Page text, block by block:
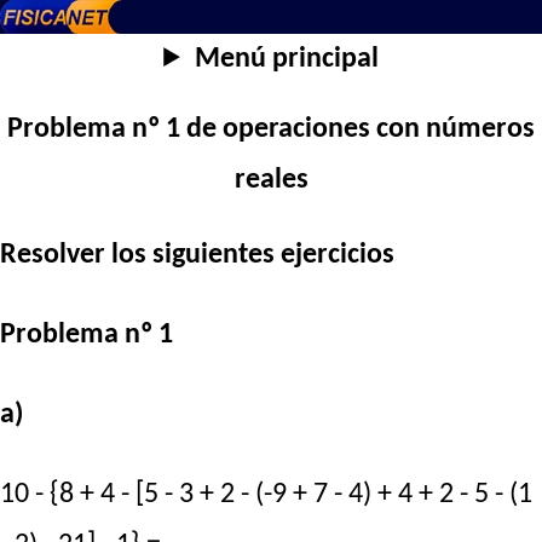
Menú principal
Problema nº 1 de operaciones con números
reales
Resolver los siguientes ejercicios
Problema nº 1
a)
10 - {8 + 4 - [5 - 3 + 2 - (-9 + 7 - 4) + 4 + 2 - 5 - (1